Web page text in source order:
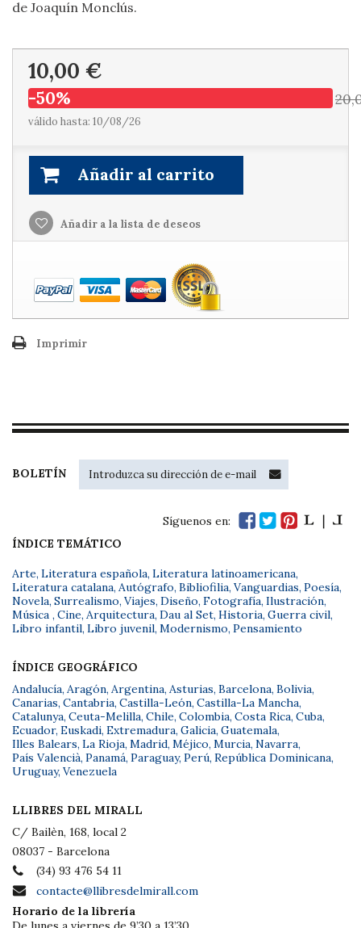
de Joaquín Monclús.
10,00 €
-50%
válido hasta: 10/08/26
Añadir al carrito
Añadir a la lista de deseos
Imprimir
BOLETÍN
Síguenos en:
ÍNDICE TEMÁTICO
Arte, Literatura española, Literatura latinoamericana,
Literatura catalana, Autógrafo, Bibliofilia, Vanguardias, Poesía,
Novela, Surrealismo, Viajes, Diseño, Fotografía, Ilustración,
Música , Cine, Arquitectura, Dau al Set, Historia, Guerra civil,
Libro infantil, Libro juvenil, Modernismo, Pensamiento
ÍNDICE GEOGRÁFICO
Andalucía, Aragón, Argentina, Asturias, Barcelona, Bolivia,
Canarias, Cantabria, Castilla-León, Castilla-La Mancha,
Catalunya, Ceuta-Melilla, Chile, Colombia, Costa Rica, Cuba,
Ecuador, Euskadi, Extremadura, Galicia, Guatemala,
Illes Balears, La Rioja, Madrid, Méjico, Murcia, Navarra,
País Valencià, Panamá, Paraguay, Perú, República Dominicana,
Uruguay, Venezuela
LLIBRES DEL MIRALL
C/ Bailèn, 168, local 2
08037 - Barcelona
(34) 93 476 54 11
contacte@llibresdelmirall.com
Horario de la librería